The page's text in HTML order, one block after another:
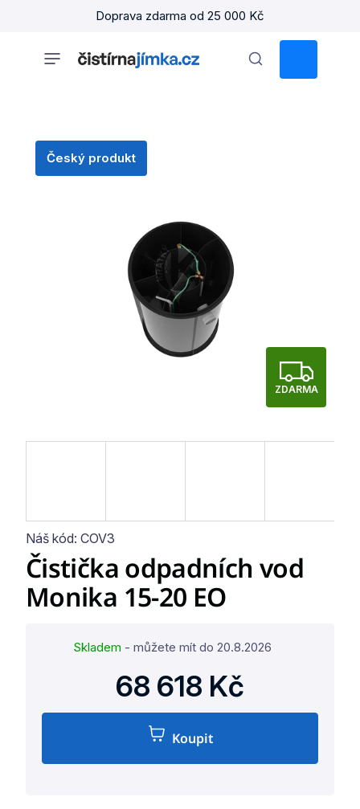
Doprava zdarma od 25 000 Kč
KOŠÍK
Český produkt
Z
D
A
ZDARMA
Náš kód: COV3
Čistička odpadních vod
Monika 15-20 EO
Skladem - můžete mít do 20.8.2026
68 618 Kč
Koupit